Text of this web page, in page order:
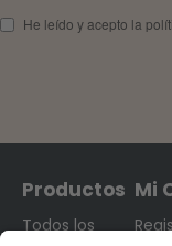
He leído y acepto la
Productos
Todos los
Mi